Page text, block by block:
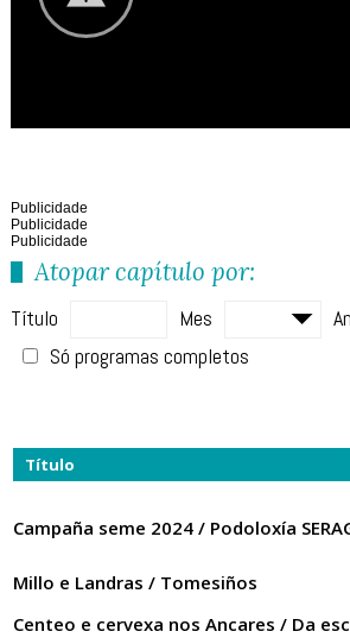
Publicidade
Publicidade
Publicidade
Atopar capítulo por:
Título Mes
Só programas completos
Título
Campaña seme 2024 / Podoloxía
Millo e Landras / Tomesiños
Centeo e cervexa nos Ancares / Da